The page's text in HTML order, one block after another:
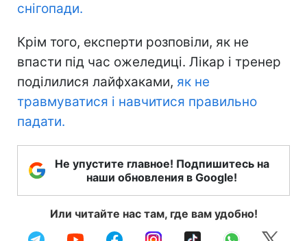
снігопади.
Крім того, експерти розповіли, як не
впасти під час ожеледиці. Лікар і тренер
поділилися лайфхаками, як не
травмуватися і навчитися правильно
падати.
Не упустите главное! Подпишитесь на
наши обновления в Google!
Или читайте нас там, где вам удобно!